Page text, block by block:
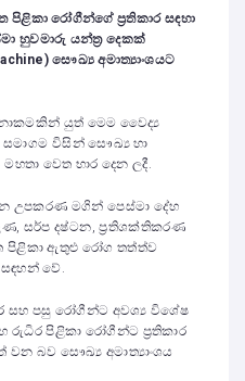
රෝගීන්ගේ ප්‍රතිකාර සඳහා
හුවමාරු යන්ත්‍ර දෙකක්
සෞඛ්‍ය අමාත්‍යාංශයට
යුත් මෙම වෛද්‍ය
සමාගම විසින් සෞඛ්‍ය හා
වෙත භාර දෙන ලදී.
උපකරණ මගින් පෙස්මා දේහ
සර්ප දෂ්ටන, ප්‍රතිශක්තිකරණ
පිළිකා ඇතුළු රෝග තත්ත්ව
සඳහන් වේ.
සහ පසු රෝගීන්ට අවශ්‍ය විශේෂ
රුධිර පිළිකා රෝගීන්ට ප්‍රතිකාර
බව සෞඛ්‍ය අමාත්‍යාංශය